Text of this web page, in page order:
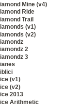
Mine (v4)
Ride
Trail
(v1)
(v2)
2
3
(v1)
(v2)
2013
Arithmetic